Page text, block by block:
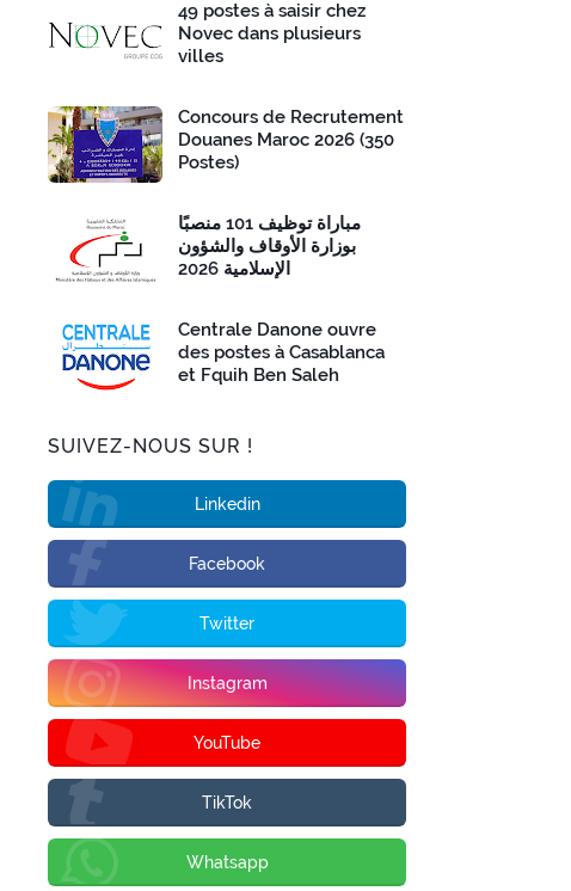
49 postes à saisir chez
Novec dans plusieurs
villes
Concours de Recrutement
Douanes Maroc 2026 (350
Postes)
مباراة توظيف 101 منصبًا
بوزارة الأوقاف والشؤون
الإسلامية 2026
Centrale Danone ouvre
des postes à Casablanca
et Fquih Ben Saleh
SUIVEZ-NOUS SUR !
Linkedin
Facebook
Twitter
Instagram
YouTube
TikTok
Whatsapp